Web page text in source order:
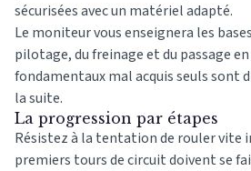
sécurisées avec un matériel adapté.
Le moniteur vous enseignera les
pilotage, du freinage et du passage en
fondamentaux mal acquis seuls sont
la suite.
La progression par étapes
Résistez à la tentation de rouler vite
premiers tours de circuit doivent se